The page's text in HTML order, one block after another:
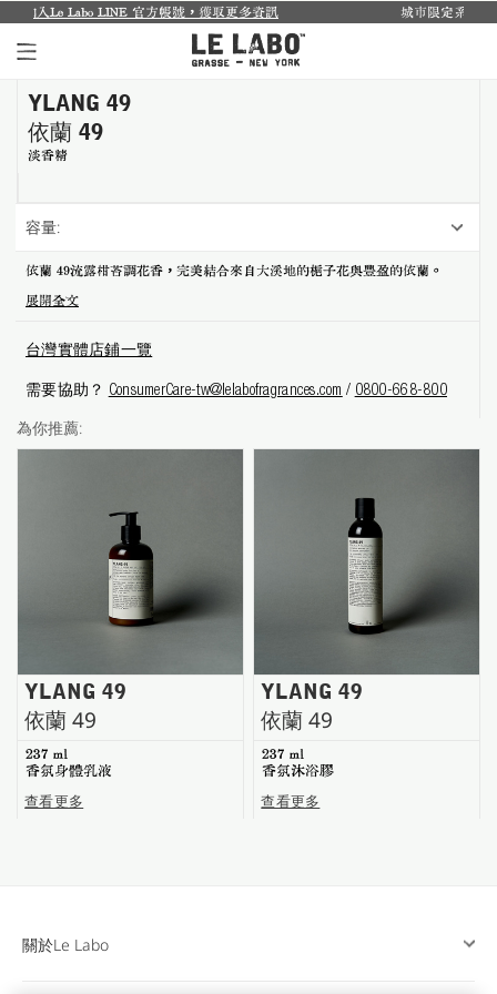
個人香氛系列
室內香氛系列
別緻小物
探索體驗裝
關於我們
官方帳號，獲取更多資訊 城市限定系列回來了...探索禮盒
YLANG 49
依蘭 49
淡香精
容量:
依蘭 49流露柑苔調花香，完美結合來自大溪地的梔子花與豐盈的依蘭。
展開全文
台灣實體店鋪一覽
需要協助？ ConsumerCare-tw@lelabofragrances.com / 0800-668-800
為你推薦:
YLANG 49
依蘭 49
237 ml
香氛身體乳液
查看更多
YLANG 49
依蘭 49
237 ml
香氛沐浴膠
查看更多
關於Le Labo